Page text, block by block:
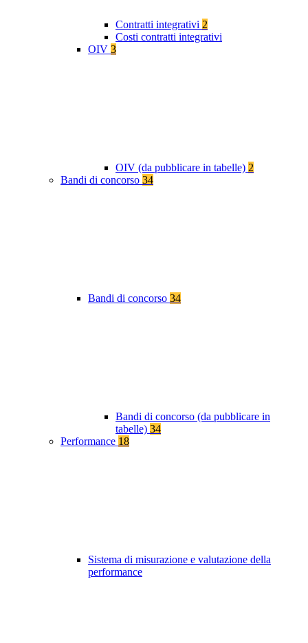
Contratti integrativi 2
Costi contratti integrativi
OIV 3
OIV (da pubblicare in tabelle) 2
Bandi di concorso 34
Bandi di concorso 34
Bandi di concorso (da pubblicare in
tabelle) 34
Performance 18
Sistema di misurazione e valutazione della
performance